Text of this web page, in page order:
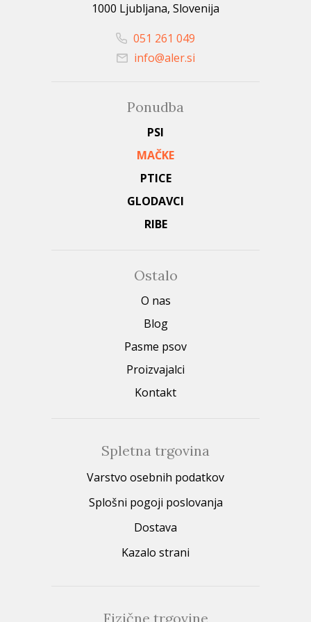
1000 Ljubljana, Slovenija
051 261 049
info@aler.si
Ponudba
PSI
MAČKE
PTICE
GLODAVCI
RIBE
Ostalo
O nas
Blog
Pasme psov
Proizvajalci
Kontakt
Spletna trgovina
Varstvo osebnih podatkov
Splošni pogoji poslovanja
Dostava
Kazalo strani
Fizične trgovine